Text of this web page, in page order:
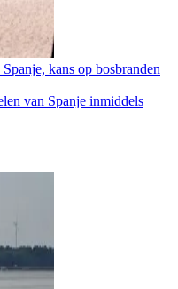
kans op bosbranden
van Spanje inmiddels